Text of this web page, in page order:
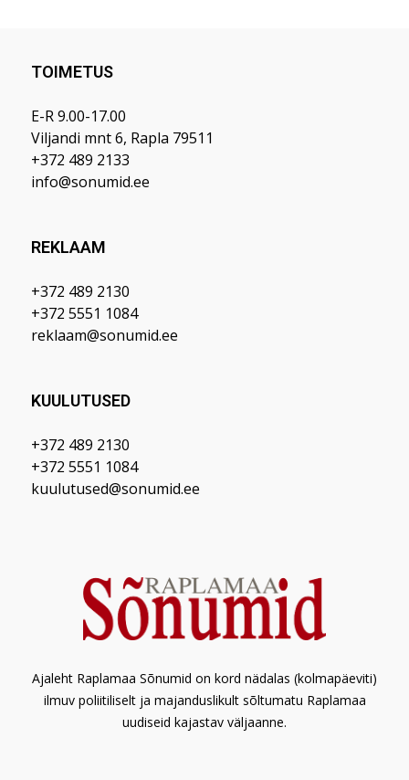
TOIMETUS
E-R 9.00-17.00
Viljandi mnt 6, Rapla 79511
+372 489 2133
info@sonumid.ee
REKLAAM
+372 489 2130
+372 5551 1084
reklaam@sonumid.ee
KUULUTUSED
+372 489 2130
+372 5551 1084
kuulutused@sonumid.ee
Ajaleht Raplamaa Sõnumid on kord nädalas (kolmapäeviti)
ilmuv poliitiliselt ja majanduslikult sõltumatu Raplamaa
uudiseid kajastav väljaanne.